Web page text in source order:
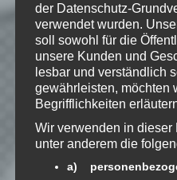
*Ich habe die
Kenntnis
zu, dass meine
gespeichert
Benachrichtige
nachfolgende
der Datenschutz-
verwendet wurden.
soll sowohl für die
unsere Kunden und
lesbar und verständlich
gewährleisten, möchten
Begrifflichkeiten
Wir verwenden in dieser
unter anderem die
a)